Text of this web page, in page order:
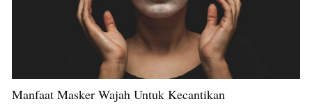
Manfaat Masker Wajah Untuk Kecantikan